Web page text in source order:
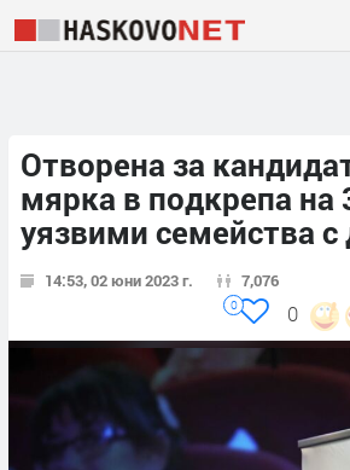
Отворена за
мярка в подкрепа на
уязвими семейства с
14:53, 02 юни 2023 г. 7,076
0
0